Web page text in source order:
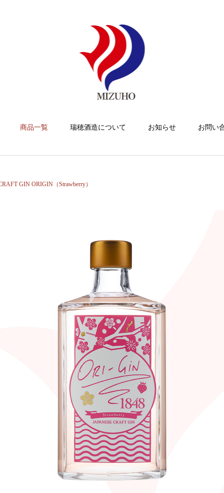
商品一覧 瑞穂酒造について お知らせ お問い
GIN ORIGIN（Strawberry）